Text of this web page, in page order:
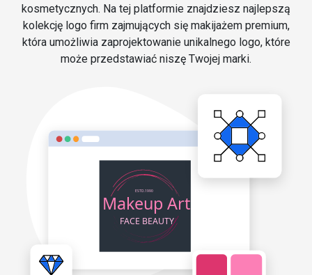
kosmetycznych. Na tej platformie znajdziesz najlepszą
kolekcję logo firm zajmujących się makijażem premium,
która umożliwia zaprojektowanie unikalnego logo, które
może przedstawiać niszę Twojej marki.